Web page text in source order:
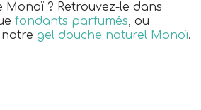
Monoï ? Retrouvez-le dans
fondants parfumés, ou
gel douche naturel Monoï.